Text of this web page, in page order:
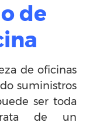
de
de oficinas
suministros
ser toda
de un